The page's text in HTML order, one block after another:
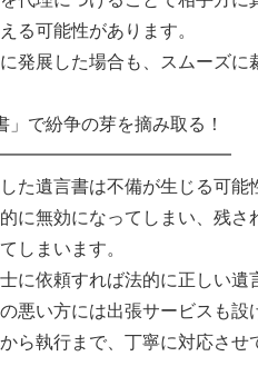
る可能性があります。
発展した場合も、スムーズに
」で紛争の芽を摘み取る！
た遺言書は不備が生じる可能
に無効になってしまい、残
しまいます。
に依頼すれば法的に正しい遺
悪い方には出張サービスも設
ら執行まで、丁寧に対応させ